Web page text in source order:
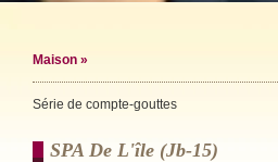
Maison »
Série de compte-gouttes
SPA De L'île (jb-15)